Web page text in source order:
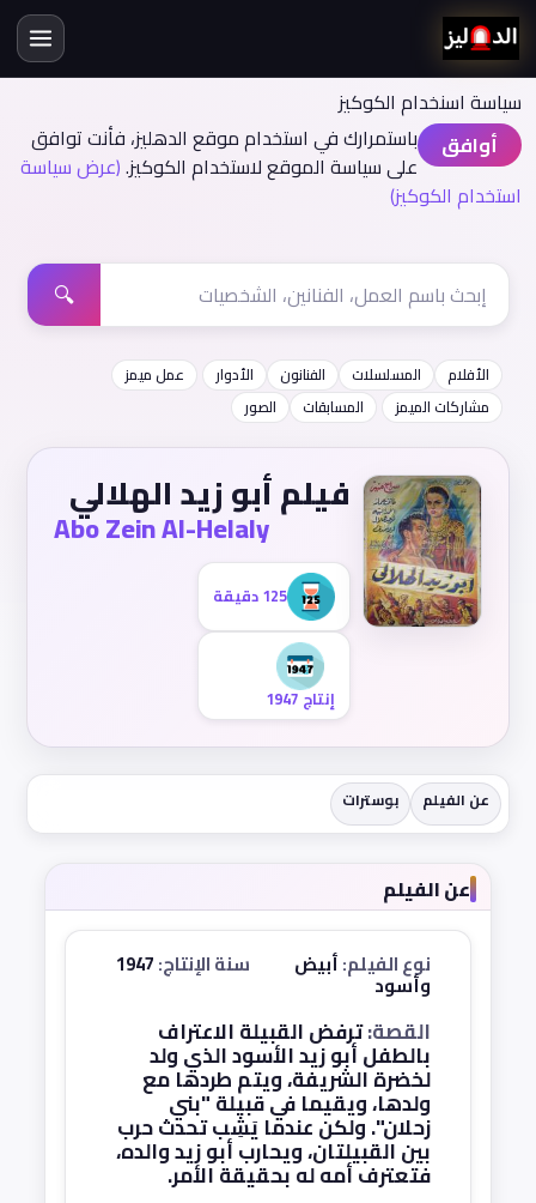
سياسة اسنخدام الكوكيز
أوافق
باستمرارك في استخدام موقع الدهليز، فأنت توافق
على سياسة الموقع لاستخدام الكوكيز.(عرض سياسة
استخدام الكوكيز)
🔍
الأفلام المسلسلات الفنانون الأدوار
عمل ميمز
مشاركات الميمز
المسابقات الصور
فيلم أبو زيد الهلالي
Abo Zein Al-Helaly
125 دقيقة
إنتاج 1947
عن الفيلم بوسترات
عن الفيلم
نوع الفيلم:أبيض
وأسود
سنة الإنتاج:
القصة:ترفض القبيلة الاعتراف
بالطفل أبو زيد الأسود الذي ولد
لخضرة الشريفة، ويتم طردها مع
ولدها، ويقيما في قبيلة "بني
زحلان". ولكن عندما يَشِب تحدث حرب
بين القبيلتان، ويحارب أبو زيد والده،
فتعترف أمه له بحقيقة الأمر.